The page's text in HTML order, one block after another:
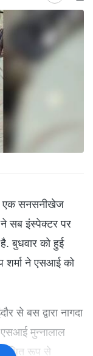
एक सनसनीखेज
ने सब इंस्पेक्टर पर
बुधवार को हुई
शर्मा ने एसआई को
से बस द्वारा नागदा
एसआई मुन्नालाल
कथित रूप से